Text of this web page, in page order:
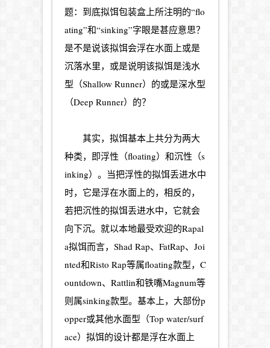
题：到底拟饵包装盒上所注明的“flo
ating”和“sinking”字眼是甚应意思？
是不是说该拟饵会浮在水面上或是
沉落水里，或是说明该拟饵是浅水
型（Shallow Runner）的或是深水型
（Deep Runner）的？
其实，拟饵基本上共分为两大
种类，即浮性（floating）和沉性（s
inking）。当把浮性的拟饵丢进水中
时，它是浮在水面上的，相反的，
若把沉性的拟饵丢进水中，它就会
向下沉。就以本地最受欢迎的Rapal
a拟饵而言，Shad Rap、FatRap、Joi
nted和Risto Rap等属floating款型，C
ountdown、Rattlin和铁嘴Magnum等
则属sinking款型。基本上，大部份p
opper或其他水面型（Top water/surf
ace）拟饵的设计都是浮在水面上